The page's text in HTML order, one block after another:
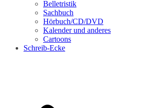
Belletristik
Sachbuch
Hörbuch/CD/DVD
Kalender und anderes
Cartoons
Schreib-Ecke